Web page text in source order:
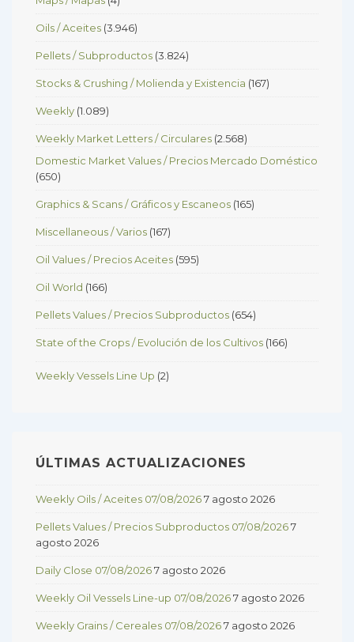
Oils / Aceites (3.946)
Pellets / Subproductos (3.824)
Stocks & Crushing / Molienda y Existencia (167)
Weekly (1.089)
Weekly Market Letters / Circulares (2.568)
Domestic Market Values / Precios Mercado Doméstico
(650)
Graphics & Scans / Gráficos y Escaneos (165)
Miscellaneous / Varios (167)
Oil Values / Precios Aceites (595)
Oil World (166)
Pellets Values / Precios Subproductos (654)
State of the Crops / Evolución de los Cultivos (166)
Weekly Vessels Line Up (2)
ÚLTIMAS ACTUALIZACIONES
Weekly Oils / Aceites 07/08/20267 agosto 2026
Pellets Values / Precios Subproductos 07/08/20267
agosto 2026
Daily Close 07/08/20267 agosto 2026
Weekly Oil Vessels Line-up 07/08/20267 agosto 2026
Weekly Grains / Cereales 07/08/20267 agosto 2026